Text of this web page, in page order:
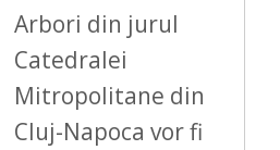
Arbori din jurul
Catedralei
Mitropolitane din
Cluj-Napoca vor fi